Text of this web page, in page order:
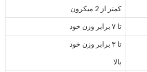
کمتر از 2 میکرون
تا ۷ برابر وزن خود
تا ۳ برابر وزن خود
بالا